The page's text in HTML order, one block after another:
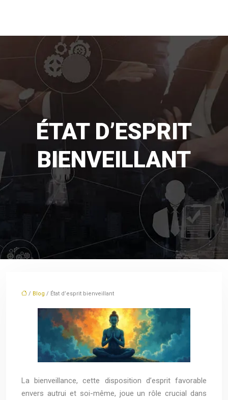
ÉTAT D’ESPRIT
BIENVEILLANT
/ Blog / État d’esprit bienveillant
La bienveillance, cette disposition d’esprit favorable
envers autrui et soi-même, joue un rôle crucial dans